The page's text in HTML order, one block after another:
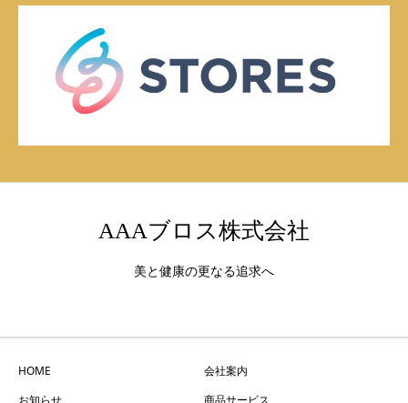
AAAブロス株式会社
美と健康の更なる追求へ
HOME
会社案内